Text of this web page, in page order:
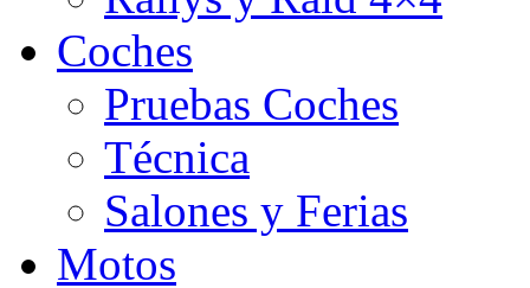
Coches
Pruebas Coches
Técnica
Salones y Ferias
Motos